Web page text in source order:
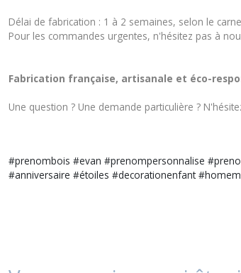
Délai de fabrication : 1 à 2 semaines, selon le
Pour les commandes urgentes, n'hésitez pas à
Fabrication française, artisanale et éco-
Une question ? Une demande particulière ?
#prenombois #evan #prenompersonnalise
#anniversaire #étoiles #decorationenfant